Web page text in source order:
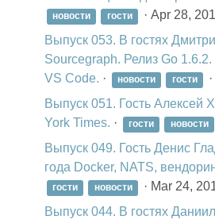
новости гости · Apr 28,
Выпуск 053. В гостях
Sourcegraph. Релиз Go
VS Code. · новости гости ·
Выпуск 051. Гость Алексей
York Times. · гости новости
Выпуск 049. Гость Денис
года Docker, NATS,
гости новости · Mar 24,
Выпуск 044. В гостях